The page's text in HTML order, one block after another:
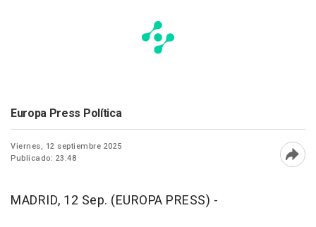
Europa Press Política
Viernes, 12 septiembre 2025
Publicado: 23:48
MADRID, 12 Sep. (EUROPA PRESS) -